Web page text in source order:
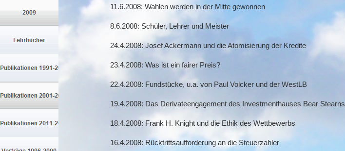
11.6.2008: Wahlen werden in der Mitte gewonnen
8.6.2008: Schüler, Lehrer und Meister
24.4.2008: Josef Ackermann und die Atomisierung der Kredite
23.4.2008: Was ist ein fairer Preis?
22.4.2008: Fundstücke, u.a. von Paul Volcker und der WestLB
19.4.2008: Das Derivateengagement des Investmenthauses Bear Stearns
18.4.2008: Frank H. Knight und die Ethik des Wettbewerbs
16.4.2008: Rücktrittsaufforderung an die Steuerzahler